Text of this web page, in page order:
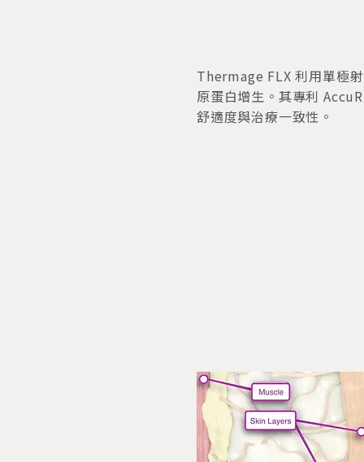
Thermage FLX 利用單極
原蛋白增生。其專利
舒適度與治療一致性。